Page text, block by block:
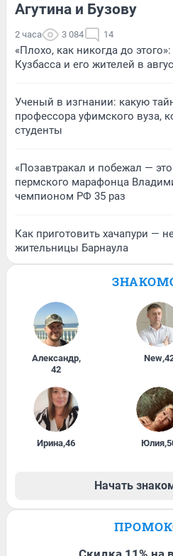
Агутина и Бузову
2 часа 3 084 14
«Плохо, как никогда до
Кузбасса и его жителей в
Ученый в изгнании: какую
профессора уфимского вуза,
студенты
«Позавтракал и побежал —
пермского марафонца
чемпионом РФ 35 раз
Как приготовить хачапури —
жительницы Барнаула
Александр,
42
New,
Ирина,46 Юлия,
Начать